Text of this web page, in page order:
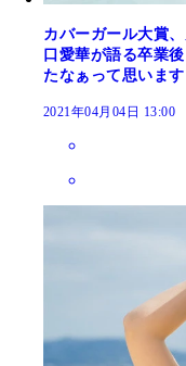
カバーガール大賞
口愛華が語る卒業
たなぁって思います
2021年04月04日 13:00